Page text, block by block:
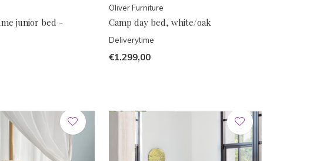
junior bed -
Oliver Furniture
Camp day bed, white/oak
Deliverytime
€1.299,00